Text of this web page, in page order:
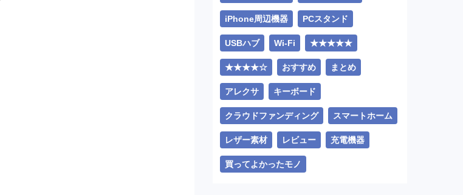
iPhone周辺機器 PCスタンド
USBハブ Wi-Fi ★★★★★
★★★★☆ おすすめ まとめ
アレクサ キーボード
クラウドファンディング スマートホーム
レザー素材 レビュー 充電機器
買ってよかったモノ